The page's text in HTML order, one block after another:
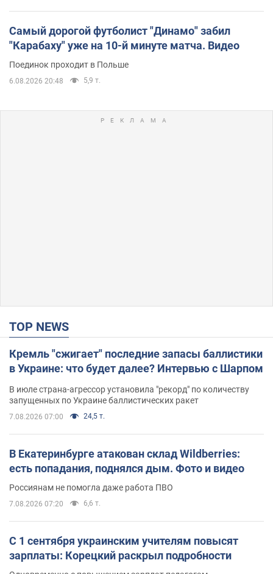
Самый дорогой футболист "Динамо" забил
"Карабаху" уже на 10-й минуте матча. Видео
Поединок проходит в Польше
6.08.2026 20:48 5,9 т.
TOP NEWS
Кремль "сжигает" последние запасы баллистики
в Украине: что будет далее? Интервью с Шарпом
В июле страна-агрессор установила "рекорд" по количеству
запущенных по Украине баллистических ракет
7.08.2026 07:00 24,5 т.
В Екатеринбурге атакован склад Wildberries:
есть попадания, поднялся дым. Фото и видео
Россиянам не помогла даже работа ПВО
7.08.2026 07:20 6,6 т.
С 1 сентября украинским учителям повысят
зарплаты: Корецкий раскрыл подробности